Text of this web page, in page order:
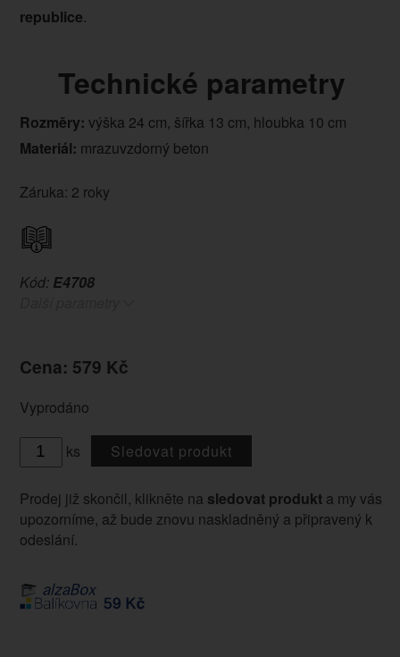
republice.
Technické parametry
Rozměry: výška 24 cm, šířka 13 cm, hloubka 10 cm
Materiál: mrazuvzdorný beton
Záruka: 2 roky
Kód: E4708
Cena: 579 Kč
Vyprodáno
ks Sledovat produkt
Prodej již skončil, klikněte na sledovat produkta my vás
upozorníme, až bude znovu naskladněný a připravený k
odeslání.